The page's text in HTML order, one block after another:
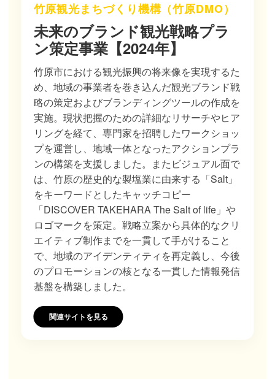
竹原観光まちづくり機構（竹原DMO）
未来のブランド観光戦略プラ
ン策定事業【2024年】
竹原市における観光振興の将来像を実現するた
め、地域の事業者を巻き込んだ観光ブランド戦
略の策定およびブランディングツールの作成を
実施。現状把握のための詳細なリサーチやヒア
リングを経て、専門家を招聘したワークショッ
プを運営し、地域一体となったアクションプラ
ンの構築を支援しました。またビジュアル面で
は、竹原の歴史的な製塩業に由来する「Salt」
をキーワードとしたキャッチコピー
「DISCOVER TAKEHARA The Salt of life」や
ロゴマークを策定。戦略立案から具体的なクリ
エイティブ制作までを一貫して手がけること
で、地域のアイデンティティを再定義し、今後
のプロモーションの核となる一貫した情報発信
基盤を構築しました。
関連サイトを見る